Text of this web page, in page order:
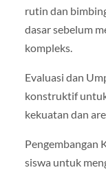
rutin dan
dasar sebelum
kompleks.
Evaluasi dan
konstruktif
kekuatan dan
Pengembangan
siswa untuk